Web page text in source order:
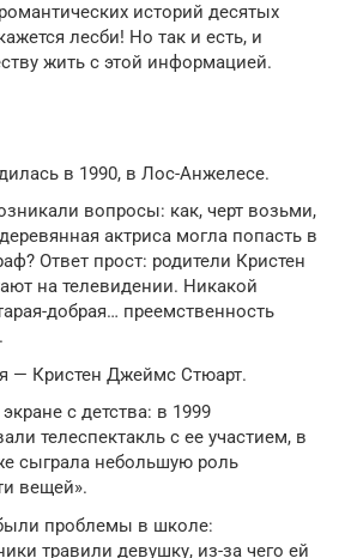
историй десятых
лесби! Но так и есть, и
жить с этой информацией.
в 1990, в Лос-Анжелесе.
вопросы: как, черт возьми,
актриса могла попасть в
Ответ прост: родители Кристен
на телевидении. Никакой
добрая… преемственность
— Кристен Джеймс Стюарт.
с детства: в 1999
телеспектакль с ее участием, в
сыграла небольшую роль
вещей».
проблемы в школе:
травили девушку, из-за чего ей